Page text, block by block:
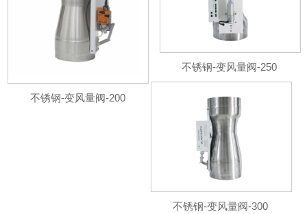
不锈钢-变风量阀-200
不锈钢-变风量阀-250
不锈钢-变风量阀-300